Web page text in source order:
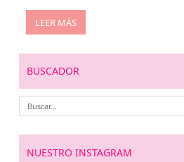
LEER MÁS
BUSCADOR
NUESTRO INSTAGRAM